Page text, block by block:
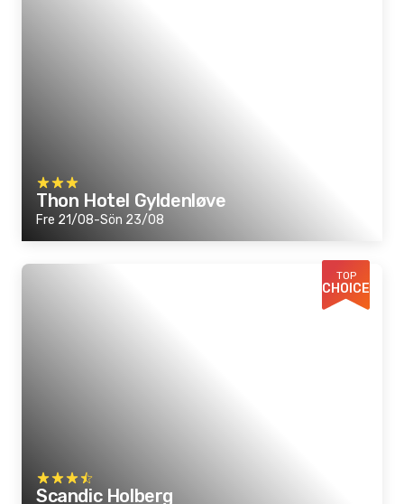
Thon Hotel Gyldenløve
Fre 21/08-Sön 23/08
TOP
CHOICE
Scandic Holberg